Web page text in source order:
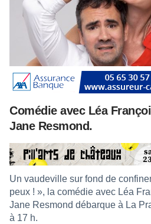
Comédie avec Léa
Jane Resmond.
Un vaudeville sur fond de
peux ! », la comédie avec Léa
Jane Resmond débarque à La
à 17 h.